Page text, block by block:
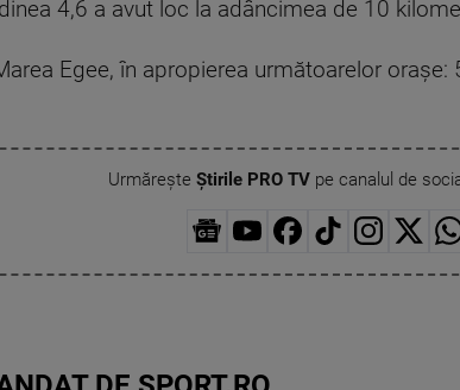
4,6 a avut loc la adâncimea de 10
Egee, în apropierea următoarelor
Urmărește Știrile PRO TVpe canalul de